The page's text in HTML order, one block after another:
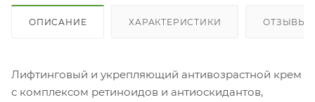
ОПИСАНИЕ ХАРАКТЕРИСТИКИ ОТЗЫВЫ
Лифтинговый и укрепляющий антивозрастной крем
с комплексом ретиноидов и антиоскидантов,